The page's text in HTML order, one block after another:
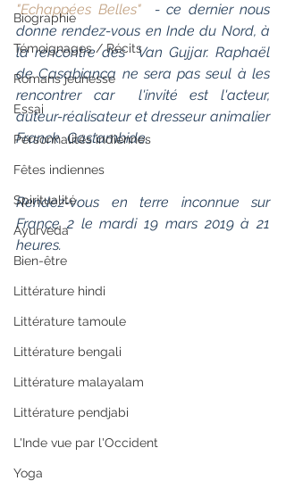
Biographie
Témoignages / Récits
Romans jeunesse
Essai
Personnalités indiennes
Fêtes indiennes
Spiritualité
Ayurveda
Bien-être
Littérature hindi
Littérature tamoule
Littérature bengali
Littérature malayalam
Littérature pendjabi
L'Inde vue par l'Occident
Yoga
"Echappées Belles"
  - ce dernier nous
donne rendez-vous en Inde du Nord, à
la rencontre des  Van Gujjar. Raphaël
de Casabianca ne sera pas seul à les
rencontrer car  l'invité est l'acteur,
auteur-réalisateur et dresseur animalier
Franck  Gastambide.
Rendez-vous en terre inconnue sur
France 2 le mardi 19 mars 2019 à 21
heures.